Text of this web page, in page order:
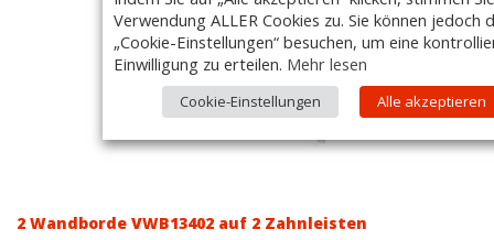
2 Wandborde VWB13402 auf 2 Zahnleisten
Verwendung ALLER Cookies zu. Sie können jedoch
„Cookie-Einstellungen“ besuchen, um eine
Einwilligung zu erteilen. Mehr lesen
Cookie-Einstellungen Alle akzeptieren